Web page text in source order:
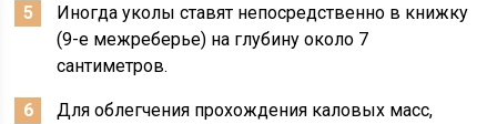
Иногда уколы ставят непосредственно в книжку
(9-е межреберье) на глубину около 7
сантиметров.
Для облегчения прохождения каловых масс,